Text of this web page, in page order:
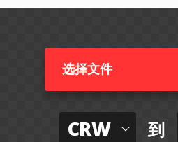
选择文件
CRW 到